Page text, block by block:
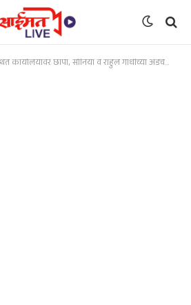
कार्यालयावर छापा, सोनिया व राहुल गांधींच्या अडचणीत वाढ